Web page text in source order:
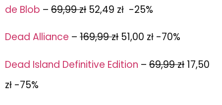
de Blob – 69,99 zł 52,49 zł -25%
Dead Alliance – 169,99 zł 51,00 zł -70%
Dead Island Definitive Edition – 69,99 zł 17,50
zł -75%